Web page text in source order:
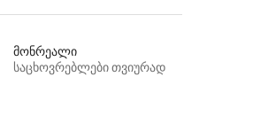
მონრეალი
საცხოვრებლები თვიურად